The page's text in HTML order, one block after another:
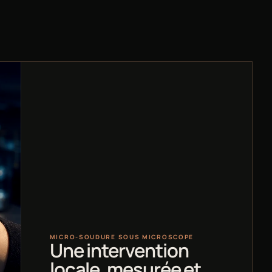
MICRO-SOUDURE SOUS MICROSCOPE
Une intervention